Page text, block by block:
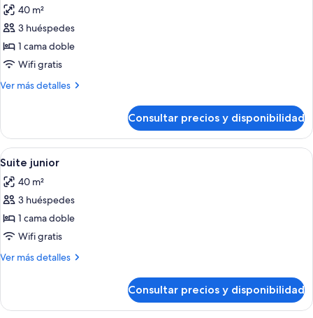
fotos
de
Suite
junior
40 m²
3 huéspedes
1 cama doble
Wifi gratis
Ver más detalles
Más
junior
Consultar precios y disponibilidad
Abrir
todas
las
fotos
de
Suite
junior
Un dormitorio lujoso con una cama
4
Suite junior
40 m²
3 huéspedes
1 cama doble
Wifi gratis
Ver más detalles
Más
junior
Consultar precios y disponibilidad